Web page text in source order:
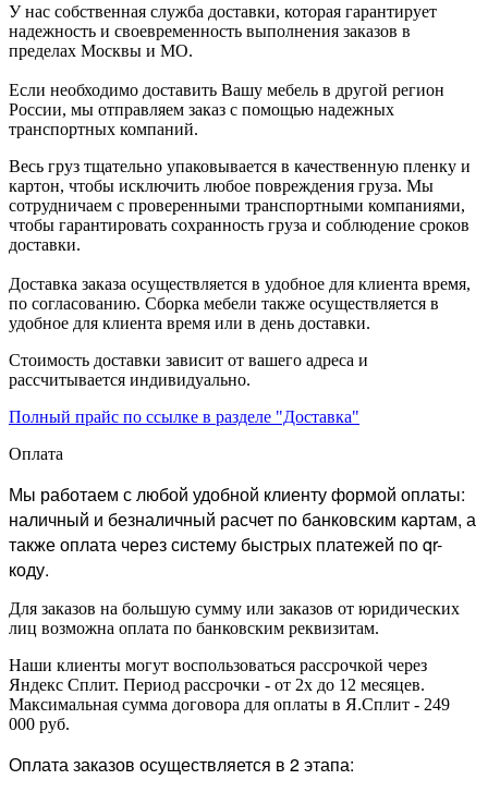
У нас собственная служба доставки, которая гарантирует
надежность и своевременность выполнения заказов в
пределах Москвы и МО.
Если необходимо доставить Вашу мебель в другой регион
России, мы отправляем заказ с помощью надежных
транспортных компаний.
Весь груз тщательно упаковывается в качественную пленку и
картон, чтобы исключить любое повреждения груза. Мы
сотрудничаем с проверенными транспортными компаниями,
чтобы гарантировать сохранность груза и соблюдение сроков
доставки.
Доставка заказа осуществляется в удобное для клиента время,
по согласованию. Сборка мебели также осуществляется в
удобное для клиента время или в день доставки.
Стоимость доставки зависит от вашего адреса и
рассчитывается индивидуально.
Полный прайс по ссылке в разделе "Доставка"
Оплата
Мы работаем с любой удобной клиенту формой оплаты:
наличный и безналичный расчет по банковским картам, а
также оплата через систему быстрых платежей по qr-
коду.
Для заказов на большую сумму или заказов от юридических
лиц возможна оплата по банковским реквизитам.
Наши клиенты могут воспользоваться рассрочкой через
Яндекс Сплит. Период рассрочки - от 2х до 12 месяцев.
Максимальная сумма договора для оплаты в Я.Сплит - 249
000 руб.
Оплата заказов осуществляется в 2 этапа: